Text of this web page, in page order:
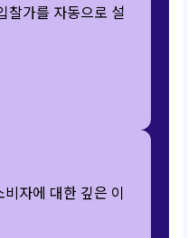
찰가를 자동으로 설
자에 대한 깊은 이